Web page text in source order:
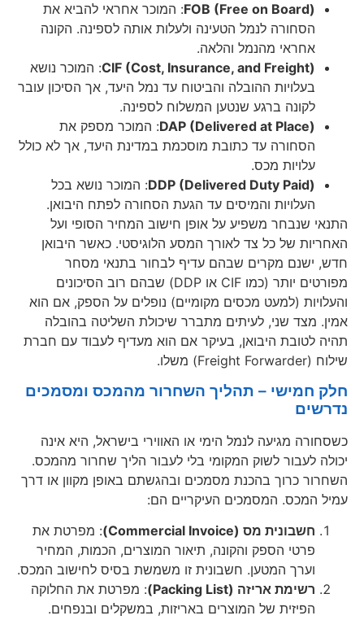
FOB (Free on Board): המוכר אחראי להביא את
הסחורה לנמל הטעינה ולעלות אותה לספינה. הקונה
אחראי מהנמל והלאה.
CIF (Cost, Insurance, and Freight): המוכר נושא
בעלויות ההובלה והביטוח עד נמל היעד, אך הסיכון עובר
לקונה ברגע שנטען המשלוח לספינה.
DAP (Delivered at Place): המוכר מספק את
הסחורה עד כתובת מוסכמת במדינת היעד, אך לא כולל
עלויות מכס.
DDP (Delivered Duty Paid): המוכר נושא בכל
העלויות והמיסים עד הגעת הסחורה לפתח היבואן.
התנאי שנבחר משפיע על אופן חישוב המחיר הסופי ועל
האחריות של כל צד לאורך המסע הלוגיסטי. כאשר היבואן
חדש, ישנם מקרים שבהם עדיף לבחור בתנאי מסחר
מפורטים יותר (כמו CIF או DDP) שבהם רוב הסיכונים
והעלויות (למעט מכסים מקומיים) נופלים על הספק, אם הוא
אמין. מצד שני, לעיתים מתברר שיכולת השליטה בהובלה
תהיה לטובת היבואן, בעיקר אם הוא מעדיף לעבוד עם חברת
שילוח (Freight Forwarder) משלו.
חלק חמישי – תהליך השחרור מהמכס ומסמכים
נדרשים
כשסחורה מגיעה לנמל הימי או האווירי בישראל, היא אינה
יכולה לעבור לשוק המקומי בלי לעבור הליך שחרור מהמכס.
השחרור כרוך בהכנת מסמכים ובהגשתם באופן מקוון או דרך
עמיל המכס. המסמכים העיקריים הם:
חשבונית מס (Commercial Invoice)
: מפרטת את
פרטי הספק והקונה, תיאור המוצרים, הכמות, המחיר
וערך המטען. חשבונית זו משמשת בסיס לחישוב המכס.
רשימת אריזה (Packing List)
: מפרטת את החלוקה
הפיזית של המוצרים באריזות, במשקלים ובנפחים.